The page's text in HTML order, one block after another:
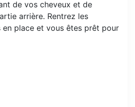
de vos cheveux et de
arrière. Rentrez les
place et vous êtes prêt pour